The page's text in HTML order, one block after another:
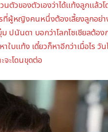
ตัวของตัวเองว่าได้แท้งลูกแล้ว
รที่ผู้หญิงคนหนึ่งต้องเลี้ยงลูกอย่
นันดา บอกว่าโลกโซเชียลต้อง
บแท้ง เดี๋ยวก็หาอีกว่าเมื่อไร
จะโดนขุดต่อ